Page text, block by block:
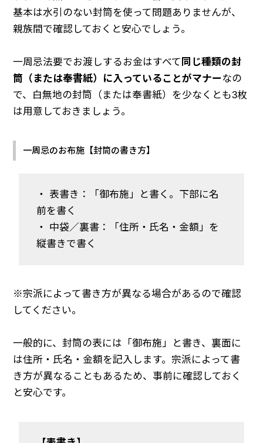
基本は水引のない封筒を使って問題ありませんが、
親族間で確認しておくと安心でしょう。
一周忌法要でお渡しするお金はすべて 同じ種類の封
筒（または奉書紙）に入っていることがマナー なの
で、白無地の封筒（または奉書紙）を少なくとも3枚
は用意しておきましょう。
一周忌のお布施【封筒の書き方】
・ 表書き：「御布施」と書く。下部に名
前を書く
・ 中袋／裏書：「住所・氏名・金額」を
縦書きで書く
※宗派によって書き方が異なる場合があるので確認
してください。
一般的に、封筒の表には「御布施」と書き、裏面に
は住所・氏名・金額を記入します。宗派によって書
き方が異なることもあるため、事前に確認しておく
と安心です。